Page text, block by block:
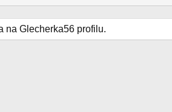
na Glecherka56 profilu.